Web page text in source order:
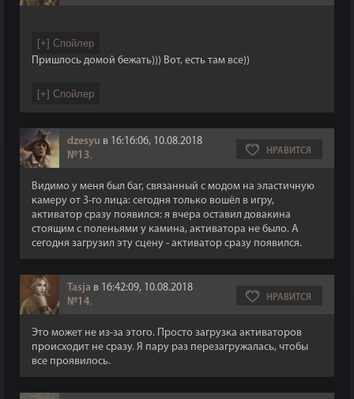
Пришлось домой бежать))) Вот, есть там все))
dzesyu в 16:16:06, 10.08.2018
№13, НРАВИТСЯ
Видимо у меня был баг, связанный с модом на эластичную
камеру от 3-го лица: сегодня только вошёл в игру,
активатор сразу появился: я вчера оставил довакина
стоящим с поленьями у камина, активатора не было. А
сегодня загрузил эту сцену - активатор сразу появился.
Tasja в 16:42:09, 10.08.2018
№14, НРАВИТСЯ
Это может не из-за этого. Просто загрузка активаторов
происходит не сразу. Я пару раз перезагружалась, чтобы
все проявилось.